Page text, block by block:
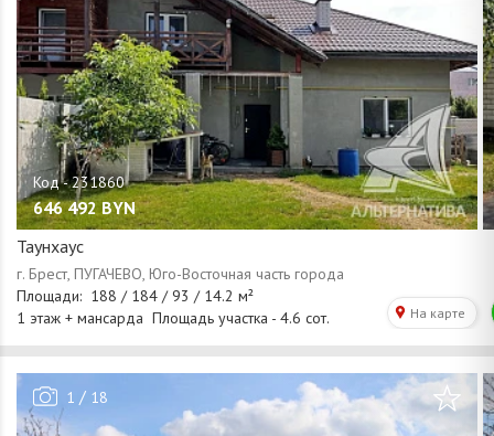
646 492 BYN
Таунхаус
1 / 18